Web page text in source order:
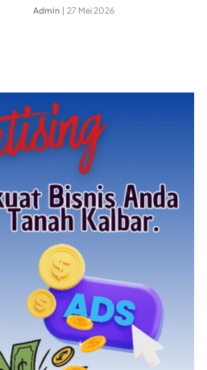
Admin | 27 Mei 2026